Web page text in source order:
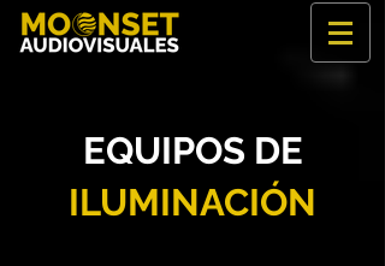
EQUIPOS DE
ILUMINACIÓN